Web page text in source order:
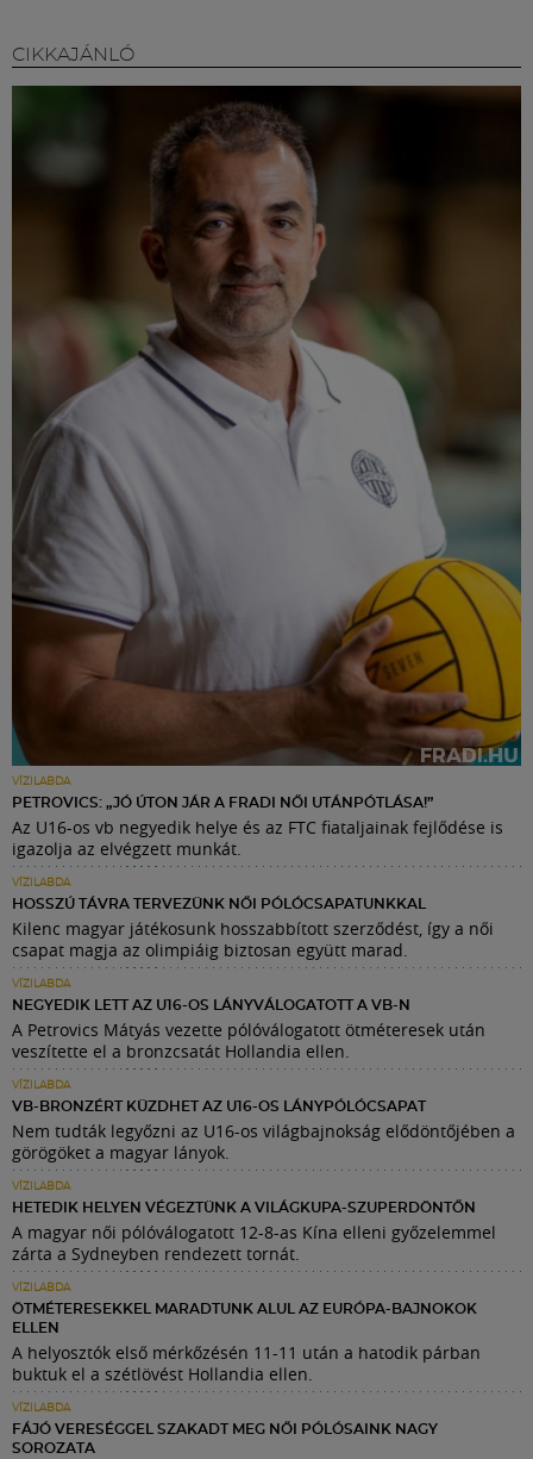
CIKKAJÁNLÓ
VÍZILABDA
PETROVICS: „JÓ ÚTON JÁR A FRADI NŐI UTÁNPÓTLÁSA!”
Az U16-os vb negyedik helye és az FTC fiataljainak fejlődése is
igazolja az elvégzett munkát.
VÍZILABDA
HOSSZÚ TÁVRA TERVEZÜNK NŐI PÓLÓCSAPATUNKKAL
Kilenc magyar játékosunk hosszabbított szerződést, így a női
csapat magja az olimpiáig biztosan együtt marad.
VÍZILABDA
NEGYEDIK LETT AZ U16-OS LÁNYVÁLOGATOTT A VB-N
A Petrovics Mátyás vezette pólóválogatott ötméteresek után
veszítette el a bronzcsatát Hollandia ellen.
VÍZILABDA
VB-BRONZÉRT KÜZDHET AZ U16-OS LÁNYPÓLÓCSAPAT
Nem tudták legyőzni az U16-os világbajnokság elődöntőjében a
görögöket a magyar lányok.
VÍZILABDA
HETEDIK HELYEN VÉGEZTÜNK A VILÁGKUPA-SZUPERDÖNTŐN
A magyar női pólóválogatott 12-8-as Kína elleni győzelemmel
zárta a Sydneyben rendezett tornát.
VÍZILABDA
ÖTMÉTERESEKKEL MARADTUNK ALUL AZ EURÓPA-BAJNOKOK
ELLEN
A helyosztók első mérkőzésén 11-11 után a hatodik párban
buktuk el a szétlövést Hollandia ellen.
VÍZILABDA
FÁJÓ VERESÉGGEL SZAKADT MEG NŐI PÓLÓSAINK NAGY
SOROZATA